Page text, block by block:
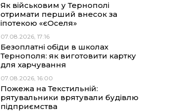
Як військовим у Тернополі
отримати перший внесок за
іпотекою «єОселя»
07.08.2026, 17:16
Безоплатні обіди в школах
Тернополя: як виготовити картку
для харчування
07.08.2026, 16:00
Пожежа на Текстильній:
рятувальники врятували будівлю
підприємства